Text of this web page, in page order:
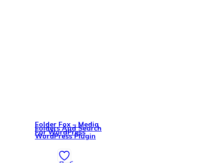
Folder Fox – Media
Folders And Search
For WordPress
WordPress Plugin